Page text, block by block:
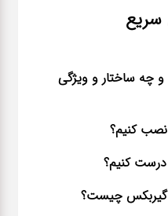
ساختار و ویژگی
کنیم؟
کنیم؟
گیربکس چیست؟